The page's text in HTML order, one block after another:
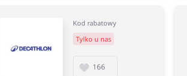
Kod rabatowy
Tylko u nas
166